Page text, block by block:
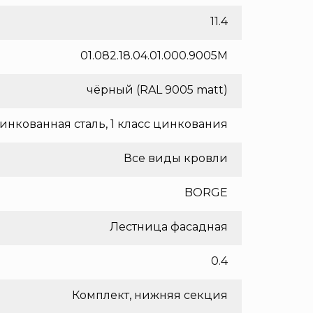
11.4
01.082.18.04.01.000.9005M
чёрный (RAL 9005 matt)
сталь, 1 класс цинкования
Все виды кровли
BORGE
Лестница фасадная
0.4
Комплект, нижняя секция